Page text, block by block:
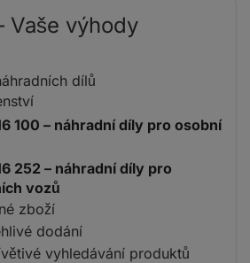
Vaše výhody
dílů
100 – náhradní díly pro osobní
252 – náhradní díly pro
vozů
zboží
dodání
vyhledávání produktů